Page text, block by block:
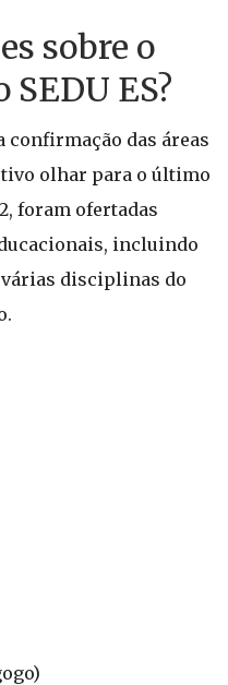
sobre o
ES?
confirmação das áreas
olhar para o último
foram ofertadas
incluindo
disciplinas do